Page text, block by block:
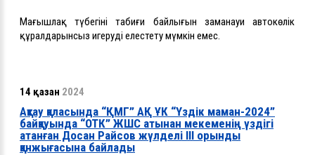
Маңғышлақ түбегінің табиғи байлығын заманауи автокөлік
құралдарынсыз игеруді елестету мүмкін емес.
14 қазан 2024
Ақтау қаласында “ҚМГ” АҚ ҰК “Үздік маман-2024”
байқауында “ОТК” ЖШС атынан мекеменің үздігі
атанған Досан Райсов жүлделі ІІІ орынды
қанжығасына байлады